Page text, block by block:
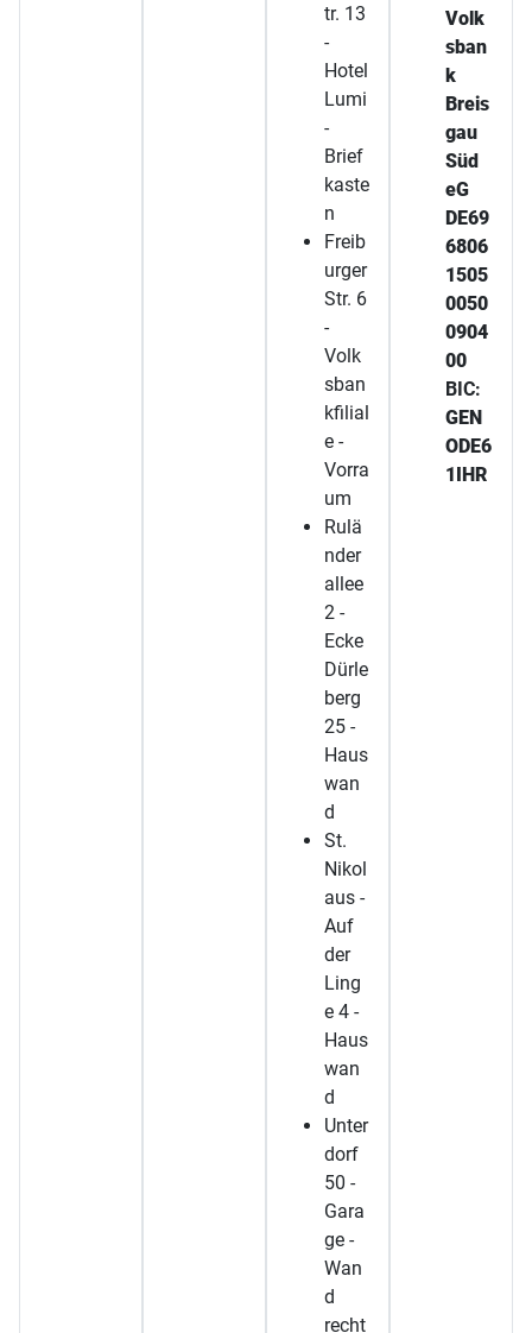
tr. 13
-
Hotel
Lumi
-
Brief
kaste
n
Freib
urger
Str. 6
-
Volk
sban
kfilial
e -
Vorra
um
Rulä
nder
allee
2 -
Ecke
Dürle
berg
25 -
Haus
wan
d
St.
Nikol
aus -
Auf
der
Ling
e 4 -
Haus
wan
d
Unter
dorf
50 -
Gara
ge -
Wan
d
recht
Volk
sban
k
Breis
gau
Süd
eG
DE69
6806
1505
0050
0904
00
BIC:
GEN
ODE6
1IHR